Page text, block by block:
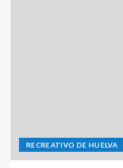
RECREATIVO DE HUELVA